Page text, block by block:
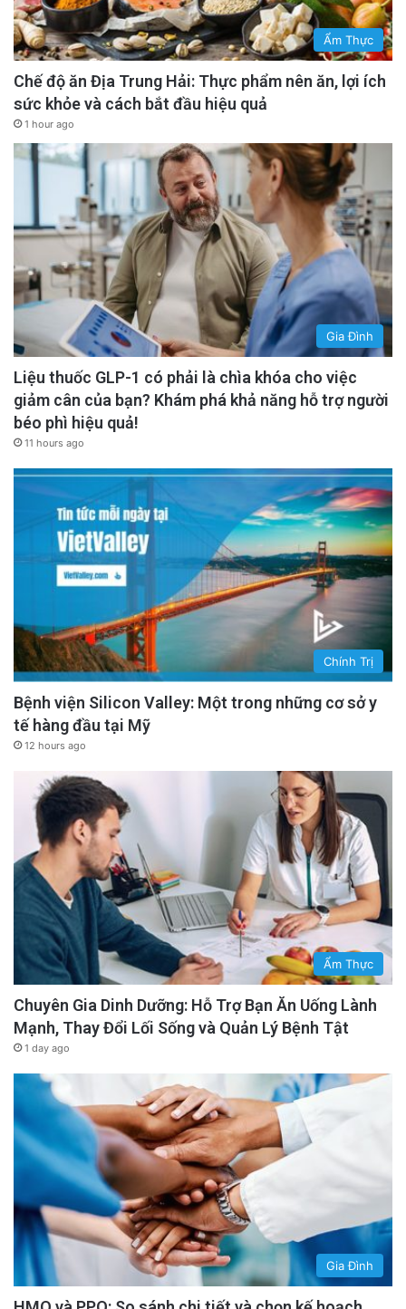
Ẩm Thực
Chế độ ăn Địa Trung Hải: Thực phẩm nên ăn, lợi ích
sức khỏe và cách bắt đầu hiệu quả
1 hour ago
Gia Đình
Liệu thuốc GLP-1 có phải là chìa khóa cho việc
giảm cân của bạn? Khám phá khả năng hỗ trợ người
béo phì hiệu quả!
11 hours ago
Chính Trị
Bệnh viện Silicon Valley: Một trong những cơ sở y
tế hàng đầu tại Mỹ
12 hours ago
Ẩm Thực
Chuyên Gia Dinh Dưỡng: Hỗ Trợ Bạn Ăn Uống Lành
Mạnh, Thay Đổi Lối Sống và Quản Lý Bệnh Tật
1 day ago
Gia Đình